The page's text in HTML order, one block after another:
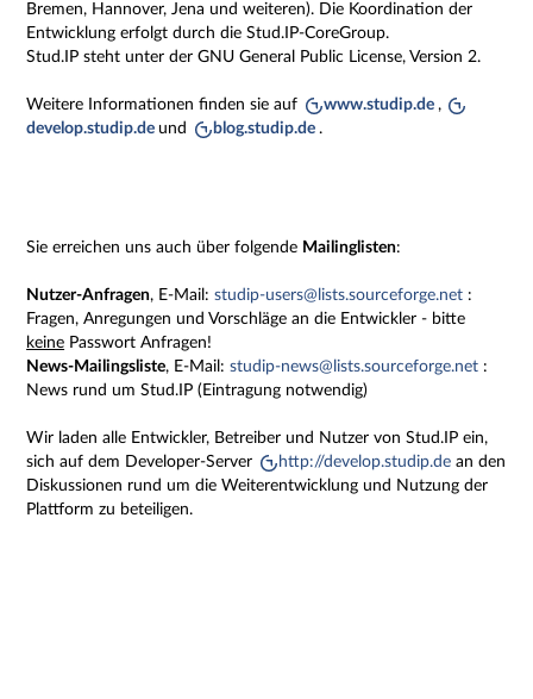
Bremen, Hannover, Jena und weiteren). Die Koordination der
Entwicklung erfolgt durch die Stud.IP-CoreGroup.
Stud.IP steht unter der GNU General Public License, Version 2.
Weitere Informationen finden sie auf www.studip.de ,
develop.studip.de und blog.studip.de .
Sie erreichen uns auch über folgende Mailinglisten:
Nutzer-Anfragen, E-Mail:studip-users@lists.sourceforge.net :
Fragen, Anregungen und Vorschläge an die Entwickler - bitte
keine Passwort Anfragen!
News-Mailingsliste, E-Mail:studip-news@lists.sourceforge.net :
News rund um Stud.IP (Eintragung notwendig)
Wir laden alle Entwickler, Betreiber und Nutzer von Stud.IP ein,
sich auf dem Developer-Server
http://develop.studip.de an den
Diskussionen rund um die Weiterentwicklung und Nutzung der
Plattform zu beteiligen.